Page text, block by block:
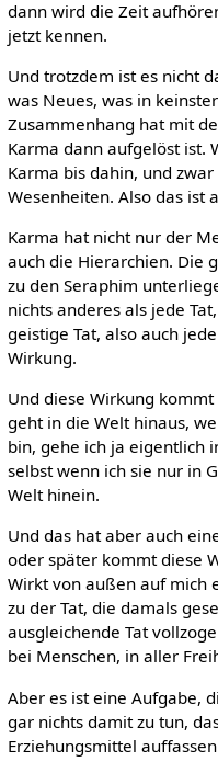
dann wird die Zeit
jetzt kennen.
Und trotzdem ist es nicht
was Neues, was in
Zusammenhang hat mit
Karma dann aufgelöst ist.
Karma bis dahin, und
Wesenheiten. Also das ist
Karma hat nicht nur der
auch die Hierarchien. Die
zu den Seraphim
nichts anderes als jede
geistige Tat, also auch
Wirkung.
Und diese Wirkung
geht in die Welt hinaus,
bin, gehe ich ja eigentlich
selbst wenn ich sie nur in
Welt hinein.
Und das hat aber auch
oder später kommt diese
Wirkt von außen auf mich
zu der Tat, die damals
ausgleichende Tat
bei Menschen, in aller
Aber es ist eine Aufgabe,
gar nichts damit zu tun,
Erziehungsmittel